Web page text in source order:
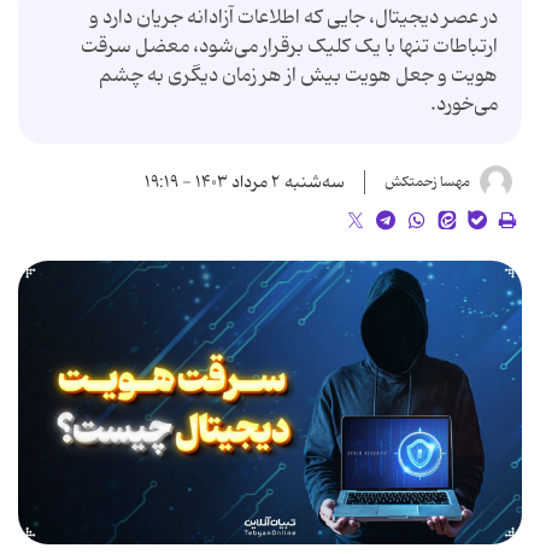
در عصر دیجیتال، جایی که اطلاعات آزادانه جریان دارد و
ارتباطات تنها با یک کلیک برقرار می‌شود، معضل سرقت
هویت و جعل هویت بیش از هر زمان دیگری به چشم
می‌خورد.
مهسا زحمتکش سه‌شنبه ۲ مرداد ۱۴۰۳ - ۱۹:۱۹